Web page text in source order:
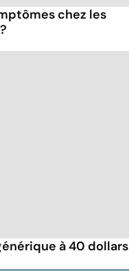
chez les
à 40 dollars